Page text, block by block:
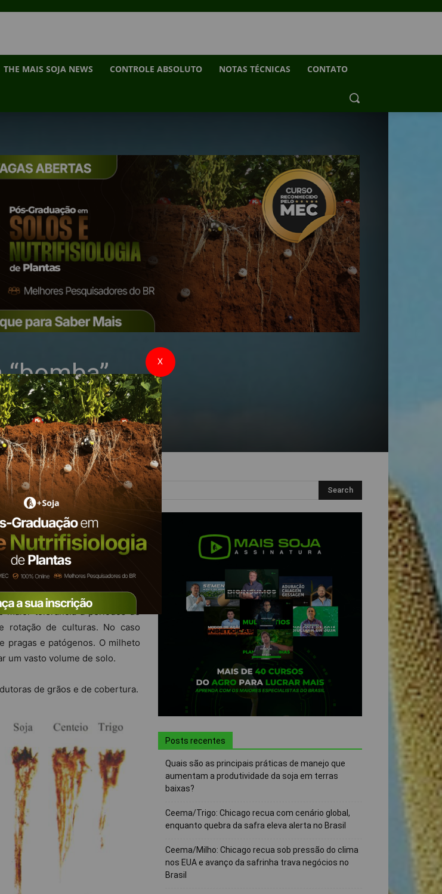
THE MAIS SOJA NEWS CONTROLE ABSOLUTO NOTAS TÉCNICAS CONTATO
para a manutenção da
de interesse econômico. A
trazer inúmeros benefícios ao
e físicos do solo.
maior tolerância a períodos de
rotação de culturas. No caso
pragas e patógenos. O milheto
um vasto volume de solo.
de grãos e de cobertura.
Posts recentes
Quais são as principais práticas de manejo que
aumentam a produtividade da soja em terras
baixas?
Ceema/Trigo: Chicago recua com cenário global,
enquanto quebra da safra eleva alerta no Brasil
Ceema/Milho: Chicago recua sob pressão do clima
nos EUA e avanço da safrinha trava negócios no
Brasil
X